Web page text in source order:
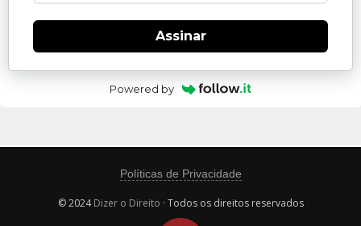
Assinar
Powered by
Políticas de Privacidade
© 2024Dizer o Direito · Todos os direitos reservados